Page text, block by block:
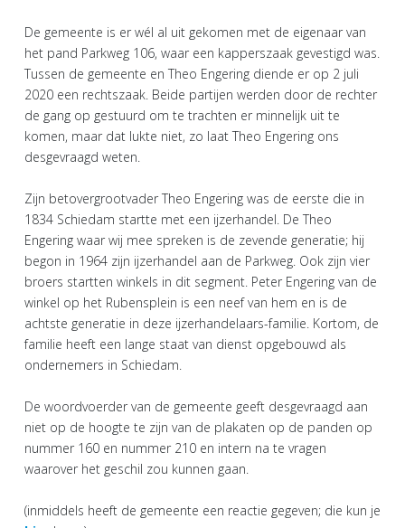
De gemeente is er wél al uit gekomen met de eigenaar van
het pand Parkweg 106, waar een kapperszaak gevestigd was.
Tussen de gemeente en Theo Engering diende er op 2 juli
2020 een rechtszaak. Beide partijen werden door de rechter
de gang op gestuurd om te trachten er minnelijk uit te
komen, maar dat lukte niet, zo laat Theo Engering ons
desgevraagd weten.
Zijn betovergrootvader Theo Engering was de eerste die in
1834 Schiedam startte met een ijzerhandel. De Theo
Engering waar wij mee spreken is de zevende generatie; hij
begon in 1964 zijn ijzerhandel aan de Parkweg. Ook zijn vier
broers startten winkels in dit segment. Peter Engering van de
winkel op het Rubensplein is een neef van hem en is de
achtste generatie in deze ijzerhandelaars-familie. Kortom, de
familie heeft een lange staat van dienst opgebouwd als
ondernemers in Schiedam.
De woordvoerder van de gemeente geeft desgevraagd aan
niet op de hoogte te zijn van de plakaten op de panden op
nummer 160 en nummer 210 en intern na te vragen
waarover het geschil zou kunnen gaan.
(inmiddels heeft de gemeente een reactie gegeven; die kun je